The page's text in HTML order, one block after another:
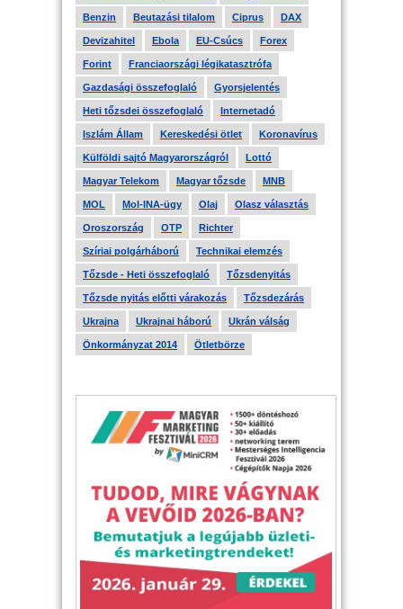
Benzin Beutazási tilalom Ciprus DAX
Devizahitel Ebola EU-Csúcs Forex
Forint Franciaországi légikatasztrófa
Gazdasági összefoglaló Gyorsjelentés
Heti tőzsdei összefoglaló Internetadó
Iszlám Állam Kereskedési ötlet Koronavírus
Külföldi sajtó Magyarországról Lottó
Magyar Telekom Magyar tőzsde MNB
MOL Mol-INA-ügy Olaj Olasz választás
Oroszország OTP Richter
Szíriai polgárháború Technikai elemzés
Tőzsde - Heti összefoglaló Tőzsdenyitás
Tőzsde nyitás előtti várakozás Tőzsdezárás
Ukrajna Ukrajnai háború Ukrán válság
Önkormányzat 2014 Ötletbörze